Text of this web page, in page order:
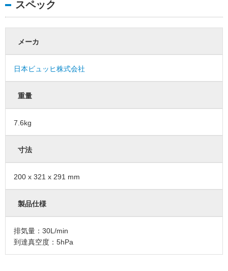
スペック
メーカ
日本ビュッヒ株式会社
重量
7.6kg
寸法
200 x 321 x 291 mm
製品仕様
排気量：30L/min
到達真空度：5hPa